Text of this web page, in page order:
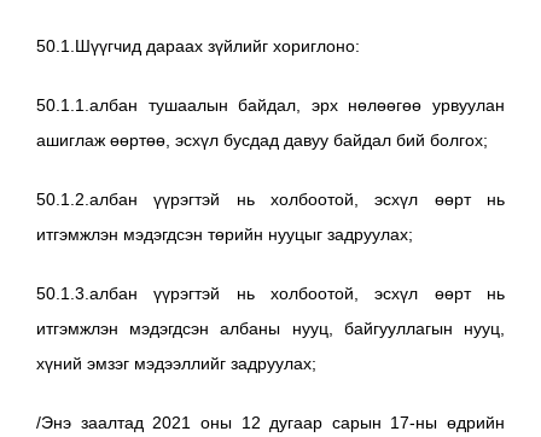
50.1.Шүүгчид дараах зүйлийг хориглоно:
50.1.1.албан тушаалын байдал, эрх нөлөөгөө урвуулан
ашиглаж өөртөө, эсхүл бусдад давуу байдал бий болгох;
50.1.2.албан үүрэгтэй нь холбоотой, эсхүл өөрт нь
итгэмжлэн мэдэгдсэн төрийн нууцыг задруулах;
50.1.3.албан үүрэгтэй нь холбоотой, эсхүл өөрт нь
итгэмжлэн мэдэгдсэн албаны нууц, байгууллагын нууц,
хүний эмзэг мэдээллийг задруулах;
/Энэ заалтад 2021 оны 12 дугаар сарын 17-ны өдрийн